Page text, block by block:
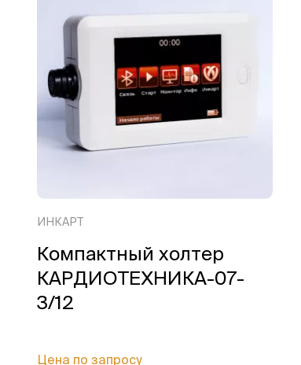
ИНКАРТ
Компактный холтер
КАРДИОТЕХНИКА-07-
3/12
Цена по запросу